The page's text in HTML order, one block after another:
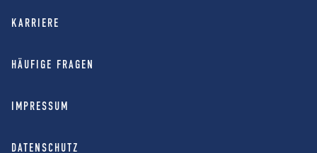
KARRIERE
HÄUFIGE FRAGEN
IMPRESSUM
DATENSCHUTZ